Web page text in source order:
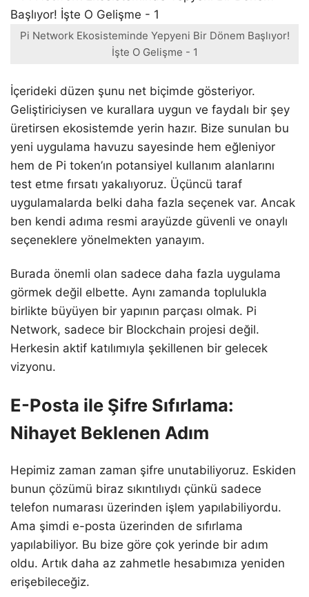
Pi Network Ekosisteminde Yepyeni Bir Dönem Başlıyor!
İşte O Gelişme - 1
İçerideki düzen şunu net biçimde gösteriyor.
Geliştiriciysen ve kurallara uygun ve faydalı bir şey
üretirsen ekosistemde yerin hazır. Bize sunulan bu
yeni uygulama havuzu sayesinde hem eğleniyor
hem de Pi token’ın potansiyel kullanım alanlarını
test etme fırsatı yakalıyoruz. Üçüncü taraf
uygulamalarda belki daha fazla seçenek var. Ancak
ben kendi adıma resmi arayüzde güvenli ve onaylı
seçeneklere yönelmekten yanayım.
Burada önemli olan sadece daha fazla uygulama
görmek değil elbette. Aynı zamanda toplulukla
birlikte büyüyen bir yapının parçası olmak. Pi
Network, sadece bir Blockchain projesi değil.
Herkesin aktif katılımıyla şekillenen bir gelecek
vizyonu.
E-Posta ile Şifre Sıfırlama:
Nihayet Beklenen Adım
Hepimiz zaman zaman şifre unutabiliyoruz. Eskiden
bunun çözümü biraz sıkıntılıydı çünkü sadece
telefon numarası üzerinden işlem yapılabiliyordu.
Ama şimdi e-posta üzerinden de sıfırlama
yapılabiliyor. Bu bize göre çok yerinde bir adım
oldu. Artık daha az zahmetle hesabımıza yeniden
erişebileceğiz.